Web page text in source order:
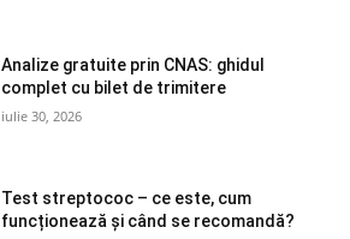
Analize gratuite prin CNAS: ghidul
complet cu bilet de trimitere
iulie 30, 2026
Test streptococ – ce este, cum
funcționează și când se recomandă?